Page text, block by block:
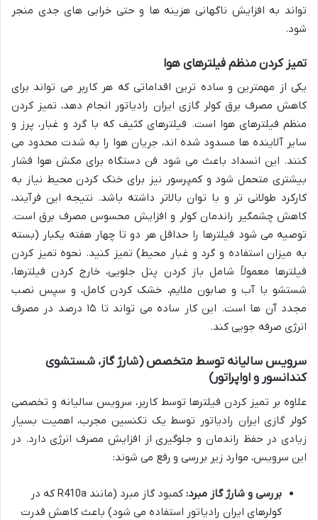
تواند به افزایش ناگهانی هزینه ها و حتی خرابی های جدی منجر
شود.
تمیز کردن منظم فیلترهای هوا
یکی از مهمترین و ساده ترین اقداماتی که هر کاربر می تواند برای
کاهش مصرف برق کولر گازی ایران رادیاتور انجام دهد، تمیز کردن
منظم فیلترهای هوا است. فیلترهای کثیف که با گرد و غبار، پرز و
سایر آلاینده ها مسدود شده اند، جریان هوا را به شدت محدود می
کنند. این انسداد باعث می شود فن دستگاه برای مکش هوا فشار
بیشتری متحمل شود و کمپرسور نیز برای خنک کردن محیط نیاز به
کارکرد طولانی تر و با توان بالاتر داشته باشد. نتیجه این فرآیند،
کاهش چشمگیر راندمان کولر و افزایش محسوس مصرف برق است.
توصیه می شود فیلترها را حداقل هر دو تا چهار هفته یکبار (بسته
به میزان استفاده و گرد و غبار محیط) تمیز کنید. نحوه تمیز کردن
فیلترها معمولاً شامل باز کردن پنل جلویی، خارج کردن فیلترها،
شستشو با آب و صابون ملایم، خشک کردن کامل، و سپس نصب
مجدد آن ها است. این کار ساده می تواند تا ۱۵ درصد در مصرف
انرژی صرفه جویی کند.
سرویس سالیانه توسط متخصص (شارژ گاز، شستشوی
کندانسور و اواپراتور)
علاوه بر تمیز کردن فیلترها توسط کاربر، سرویس سالیانه و تخصصی
کولر گازی ایران رادیاتور توسط یک تکنسین مجرب، اهمیت بسیار
زیادی در حفظ راندمان و جلوگیری از افزایش مصرف انرژی دارد. در
این سرویس، موارد زیر بررسی و رفع می شوند:
بررسی و شارژ گاز مبرد:
کمبود گاز مبرد (مانند R410a که در
کولرهای ایران رادیاتور استفاده می شود) باعث کاهش قدرت